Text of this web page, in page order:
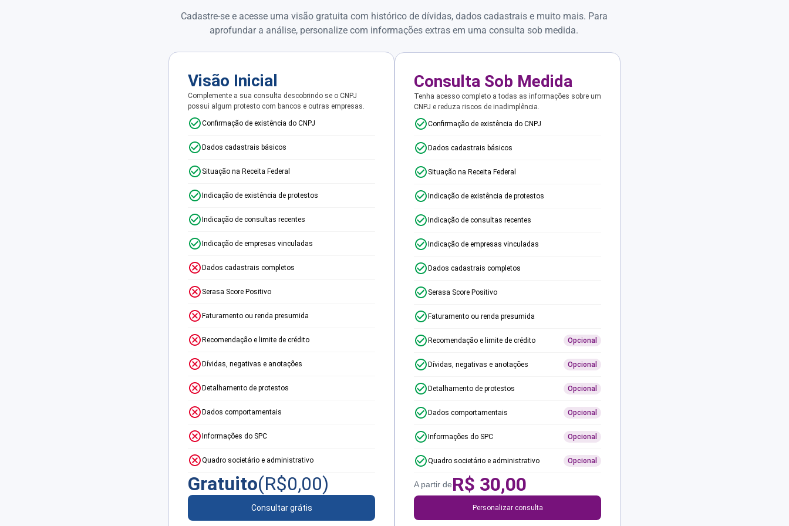
Cadastre-se e acesse uma visão gratuita com histórico de dívidas, dados cadastrais e muito mais. Para
aprofundar a análise, personalize com informações extras em uma consulta sob medida.
Visão Inicial
Complemente a sua consulta descobrindo se o CNPJ
possui algum protesto com bancos e outras empresas.
Confirmação de existência do CNPJ
Dados cadastrais básicos
Situação na Receita Federal
Indicação de existência de protestos
Indicação de consultas recentes
Indicação de empresas vinculadas
Dados cadastrais completos
Serasa Score Positivo
Faturamento ou renda presumida
Recomendação e limite de crédito
Dívidas, negativas e anotações
Detalhamento de protestos
Dados comportamentais
Informações do SPC
Quadro societário e administrativo
Gratuito(R$0,00)
Consultar grátis
Consulta Sob Medida
Tenha acesso completo a todas as informações sobre um
CNPJ e reduza riscos de inadimplência.
Confirmação de existência do CNPJ
Dados cadastrais básicos
Situação na Receita Federal
Indicação de existência de protestos
Indicação de consultas recentes
Indicação de empresas vinculadas
Dados cadastrais completos
Serasa Score Positivo
Faturamento ou renda presumida
Recomendação e limite de crédito Opcional
Dívidas, negativas e anotações Opcional
Detalhamento de protestos Opcional
Dados comportamentais Opcional
Informações do SPC Opcional
Quadro societário e administrativo Opcional
A partir deR$ 30,00
Personalizar consulta